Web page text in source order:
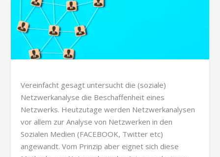
Vereinfacht gesagt untersucht die (soziale)
Netzwerkanalyse die Beschaffenheit eines
Netzwerks. Heutzutage werden Netzwerkanalysen
vor allem zur Analyse von Netzwerken in den
Sozialen Medien (FACEBOOK, Twitter etc)
angewandt. Vom Prinzip aber eignet sich diese